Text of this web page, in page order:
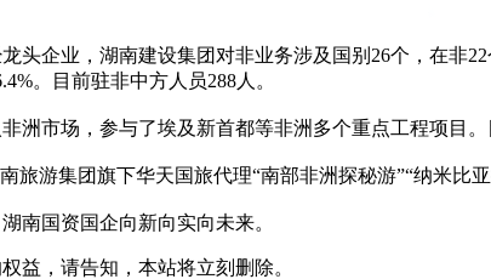
企业，湖南建设集团对非业务涉及国别26个，在非22
。目前驻非中方人员288人。
市场，参与了埃及新首都等非洲多个重点工程项目。
游集团旗下华天国旅代理“南部非洲探秘游”“纳米比亚
国资国企向新向实向未来。
益，请告知，本站将立刻删除。